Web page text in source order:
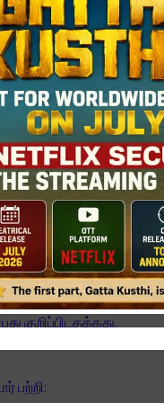
நடித்துள்ளனர்.
காதல் மற்றும்
“உப்பு புளி
சீரிஸை, விகடன்
இந்த
பார்த்திபன் மற்றும்
சமீபத்திய
குறிப்பிடதக்கது.
பற்றி: